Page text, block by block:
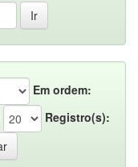
Em ordem:
Registro(s):